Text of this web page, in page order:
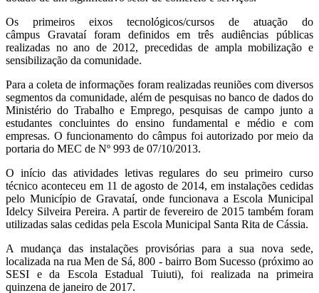
Os primeiros eixos tecnológicos/cursos de atuação do
câmpus Gravataí foram definidos em três audiências públicas
realizadas no ano de 2012, precedidas de ampla mobilização e
sensibilização da comunidade.
Para a coleta de informações foram realizadas reuniões com diversos
segmentos da comunidade, além de pesquisas no banco de dados do
Ministério do Trabalho e Emprego, pesquisas de campo junto a
estudantes concluintes do ensino fundamental e médio e com
empresas. O funcionamento do câmpus foi autorizado por meio da
portaria do MEC de Nº 993 de 07/10/2013.
O início das atividades letivas regulares do seu primeiro curso
técnico aconteceu em 11 de agosto de 2014, em instalações cedidas
pelo Município de Gravataí, onde funcionava a Escola Municipal
Idelcy Silveira Pereira. A partir de fevereiro de 2015 também foram
utilizadas salas cedidas pela Escola Municipal Santa Rita de Cássia.
A mudança das instalações provisórias para a sua nova sede,
localizada na rua Men de Sá, 800 - bairro Bom Sucesso (próximo ao
SESI e da Escola Estadual Tuiuti), foi realizada na primeira
quinzena de janeiro de 2017.